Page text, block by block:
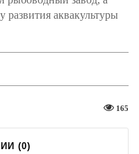
развития аквакультуры
165
(0)